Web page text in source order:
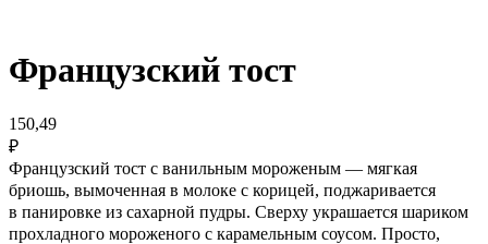
Французский тост
150,49
₽
Французский тост с ванильным мороженым — мягкая
бриошь, вымоченная в молоке с корицей, поджаривается
в панировке из сахарной пудры. Сверху украшается шариком
прохладного мороженого с карамельным соусом. Просто,